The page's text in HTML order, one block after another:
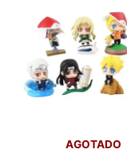
AGOTADO